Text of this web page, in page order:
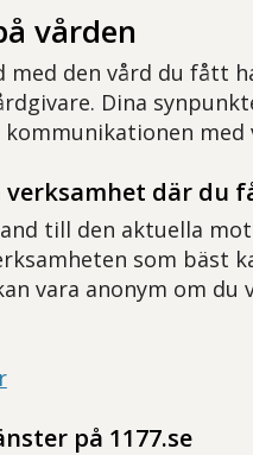
vården
med den vård du fått
Dina
med
verksamhet där du
till den aktuella
som bäst
vara anonym om
på 1177.se